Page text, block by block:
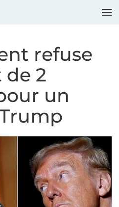
refuse
de 2
un